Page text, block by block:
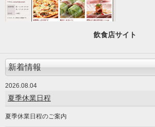
飲食店サイト
新着情報
2026.08.04
夏季休業日程
夏季休業日程のご案内